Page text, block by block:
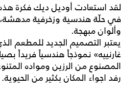
لقد استعادت أوديل ديك فكرة
في حلّة هندسية وزخرفية
وألوان مبهجة.
يعتبر التصميم الجديد للمطعم
غارنييه» نموذجاً هندسياً فريداً
المصنوع من الرزين ومواده
رفد اجواء المكان بكثير من الحيوية.